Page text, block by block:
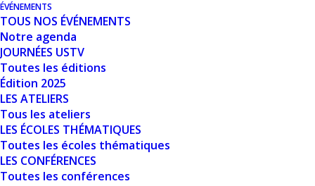
ÉVÉNEMENTS
TOUS NOS ÉVÉNEMENTS
Notre agenda
JOURNÉES USTV
Toutes les éditions
Édition 2025
LES ATELIERS
Tous les ateliers
LES ÉCOLES THÉMATIQUES
Toutes les écoles thématiques
LES CONFÉRENCES
Toutes les conférences
Nombre de fichiers
Date de création
Dernière mise à jour
ADVANCED
GLASS UP-